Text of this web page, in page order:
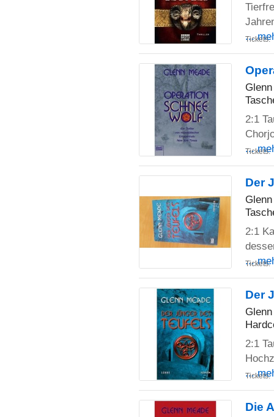
...
Tickets:
2:1
...
Tickets:
Der
2:1
...
Tickets:
Der
2:1
...
Tickets:
Die